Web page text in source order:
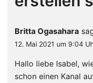
Britta Ogasahara
12. Mai 2021 um 9:04
Hallo liebe Isabel,
schon einen Kanal